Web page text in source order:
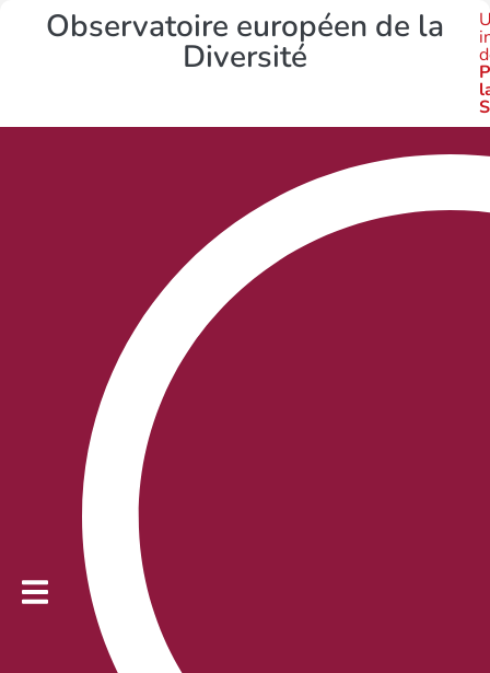
Observatoire européen de la
Diversité